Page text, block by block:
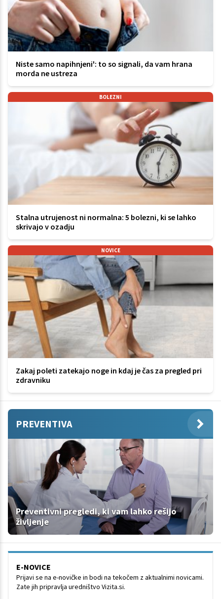
Niste samo napihnjeni': to so signali, da vam hrana
morda ne ustreza
BOLEZNI
Stalna utrujenost ni normalna: 5 bolezni, ki se lahko
skrivajo v ozadju
NOVICE
Zakaj poleti zatekajo noge in kdaj je čas za pregled pri
zdravniku
PREVENTIVA
Preventivni pregledi, ki vam lahko rešijo
življenje
E-NOVICE
Prijavi se na e-novičke in bodi na tekočem z aktualnimi novicami.
Zate jih pripravlja uredništvo Vizita.si.